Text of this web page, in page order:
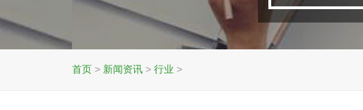
首页 > 新闻资讯 > 行业 >